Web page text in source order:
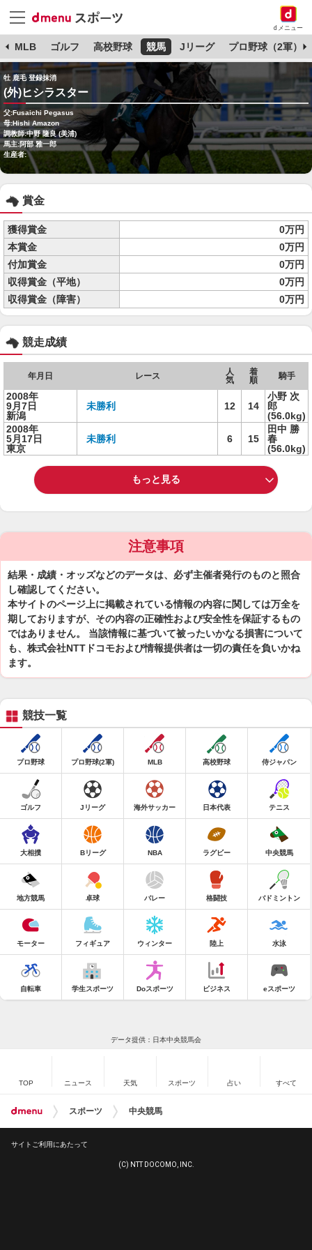
dメニュー
MLB ゴルフ 高校野球 競馬 Jリーグ プロ野球（2軍）
牡 鹿毛 登録抹消
(外)ヒシラスター
父:Fusaichi Pegasus
母:Hishi Amazon
調教師:中野 隆良 (美浦)
馬主:阿部 雅一郎
生産者:
賞金
獲得賞金
0万円
本賞金
0万円
付加賞金
0万円
収得賞金（平地）
0万円
収得賞金（障害）
0万円
競走成績
年月日 レース
人
気
着
順
騎手
2008年
9月7日
新潟
未勝利 12 14
小野 次
郎
(56.0kg)
2008年
5月17日
東京
未勝利 6 15
田中 勝
春
(56.0kg)
もっと見る
注意事項
結果・成績・オッズなどのデータは、必ず主催者発行のものと照合
し確認してください。
本サイトのページ上に掲載されている情報の内容に関しては万全を
期しておりますが、その内容の正確性および安全性を保証するもの
ではありません。 当該情報に基づいて被ったいかなる損害について
も、株式会社NTTドコモおよび情報提供者は一切の責任を負いかね
ます。
競技一覧
プロ野球 プロ野球(2軍) MLB 高校野球 侍ジャパン
ゴルフ Jリーグ 海外サッカー 日本代表 テニス
大相撲 Bリーグ NBA ラグビー 中央競馬
地方競馬 卓球 バレー 格闘技 バドミントン
モーター フィギュア ウィンター 陸上 水泳
自転車 学生スポーツ Doスポーツ ビジネス eスポーツ
データ提供：日本中央競馬会
TOP ニュース 天気 スポーツ 占い すべて
スポーツ 中央競馬
サイトご利用にあたって
(C) NTT DOCOMO, INC.